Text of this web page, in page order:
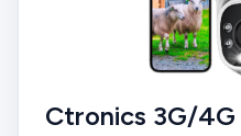
Ctronics 3G/4G